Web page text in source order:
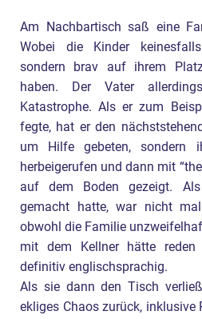
Am Nachbartisch saß eine
Wobei die Kinder
sondern brav auf ihrem
haben. Der Vater
Katastrophe. Als er zum
fegte, hat er den
um Hilfe gebeten, sondern
herbeigerufen und dann mit
auf dem Boden gezeigt.
gemacht hatte, war nicht
obwohl die Familie
mit dem Kellner hätte
definitiv englischsprachig.
Als sie dann den Tisch
ekliges Chaos zurück, inklusive